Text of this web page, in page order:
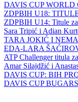
DAVIS CUP WORLD
ZDPBIH U18:
ZDPBIH U14: Titule
Sara Tripić i Adian
TARA JOKIĆ I
EDA-LARA
ATP Challenger titula
Amar Silajdžić i
DAVIS CUP: BIH
DAVIS CUP